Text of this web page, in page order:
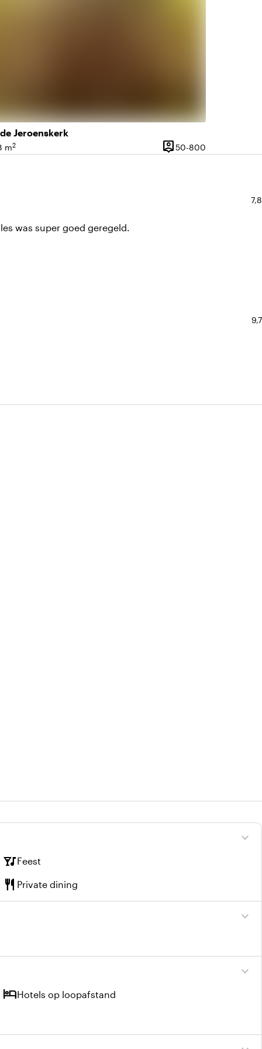
personen
Jeroenskerk
m2 person_pin
Capaciteit
50-800
7,8
was super goed geregeld.
9,7
expand_more
nightlifeFeest
restaurant Private dining
expand_more
expand_more
hotelHotels op loopafstand